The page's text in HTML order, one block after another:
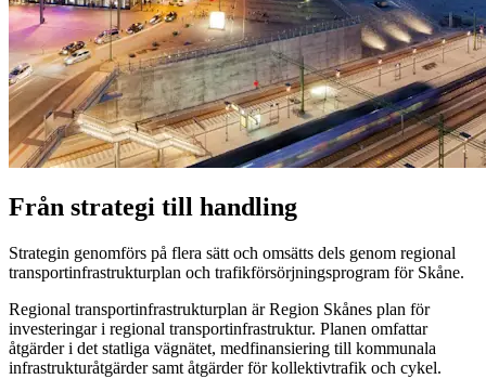
Från strategi till handling
Strategin genomförs på flera sätt och omsätts dels genom regional
transportinfrastrukturplan och trafikförsörjningsprogram för Skåne.
Regional transportinfrastrukturplan är Region Skånes plan för
investeringar i regional transportinfrastruktur. Planen omfattar
åtgärder i det statliga vägnätet, medfinansiering till kommunala
infrastrukturåtgärder samt åtgärder för kollektivtrafik och cykel.